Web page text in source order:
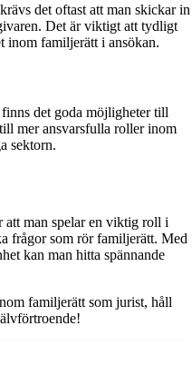
det oftast att man skickar in
Det är viktigt att tydligt
inom familjerätt i ansökan.
det goda möjligheter till
mer ansvarsfulla roller inom
sektorn.
att man spelar en viktig roll i
frågor som rör familjerätt. Med
kan man hitta spännande
familjerätt som jurist, håll